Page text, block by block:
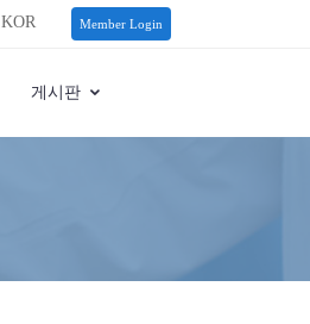
Member Login
KOR
게시판